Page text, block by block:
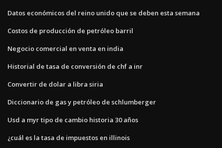
Datos económicos del reino unido que se deben esta semana
Costos de producción de petróleo barril
Negocio comercial en venta en india
Historial de tasa de conversión de chf a inr
Convertir de dolar a libra siria
Diccionario de gas y petróleo de schlumberger
Usd a myr tipo de cambio historia 30 años
¿cuál es la tasa de impuestos en illinois